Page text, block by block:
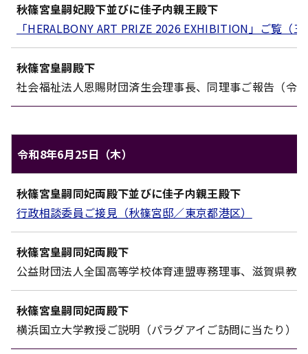
対象 内容
秋篠宮皇嗣妃殿下並びに佳子内親王殿下
「HERALBONY ART PRIZE 2026 EXHIBITION」ご覧（
秋篠宮皇嗣殿下
社会福祉法人恩賜財団済生会理事長、同理事ご報告（令
令和8年6月25日（木）
対象 内容
秋篠宮皇嗣同妃両殿下並びに佳子内親王殿下
行政相談委員ご接見（秋篠宮邸／東京都港区）
秋篠宮皇嗣同妃両殿下
公益財団法人全国高等学校体育連盟専務理事、滋賀県教
秋篠宮皇嗣同妃両殿下
横浜国立大学教授ご説明（パラグアイご訪問に当たり）